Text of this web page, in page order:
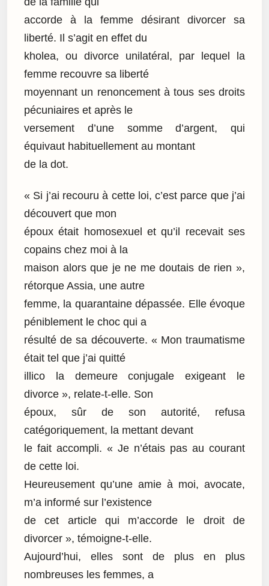
accorde à la femme désirant divorcer sa
liberté. Il s’agit en effet du
kholea, ou divorce unilatéral, par lequel la
femme recouvre sa liberté
moyennant un renoncement à tous ses droits
pécuniaires et après le
versement d’une somme d’argent, qui
équivaut habituellement au montant
de la dot.
« Si j’ai recouru à cette loi, c’est parce que j’ai
découvert que mon
époux était homosexuel et qu’il recevait ses
copains chez moi à la
maison alors que je ne me doutais de rien »,
rétorque Assia, une autre
femme, la quarantaine dépassée. Elle évoque
péniblement le choc qui a
résulté de sa découverte. « Mon traumatisme
était tel que j’ai quitté
illico la demeure conjugale exigeant le
divorce », relate-t-elle. Son
époux, sûr de son autorité, refusa
catégoriquement, la mettant devant
le fait accompli. « Je n’étais pas au courant
de cette loi.
Heureusement qu’une amie à moi, avocate,
m’a informé sur l’existence
de cet article qui m’accorde le droit de
divorcer », témoigne-t-elle.
Aujourd’hui, elles sont de plus en plus
nombreuses les femmes, a